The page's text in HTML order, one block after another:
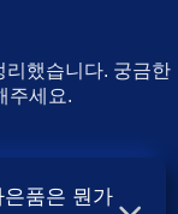
리했습니다. 궁금한
주세요.
품은 뭔가